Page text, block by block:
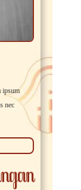
ipsum
nec